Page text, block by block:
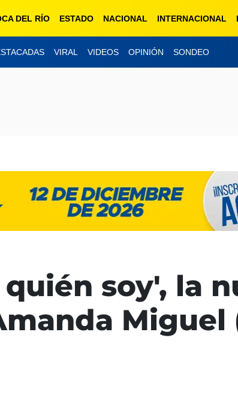
DEL RÍO ESTADO NACIONAL INTERNACIONAL
VIRAL VIDEOS OPINIÓN SONDEO
soy', la
Miguel